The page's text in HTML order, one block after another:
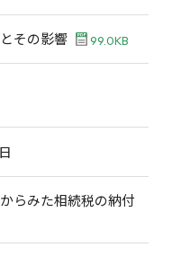
その影響 99.0KB
らみた相続税の納付